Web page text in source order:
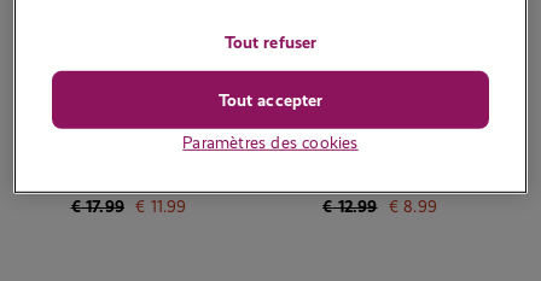
€17.99 € 11.99
Eco - Vert
€12.99 €8.99
Paramètres des cookies
Tout refuser
Tout accepter